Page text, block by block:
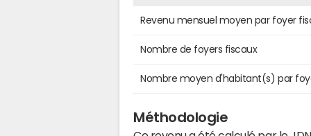
Revenu mensuel moyen par foyer
Nombre de foyers fiscaux
Nombre moyen d'habitant(s) par
Méthodologie